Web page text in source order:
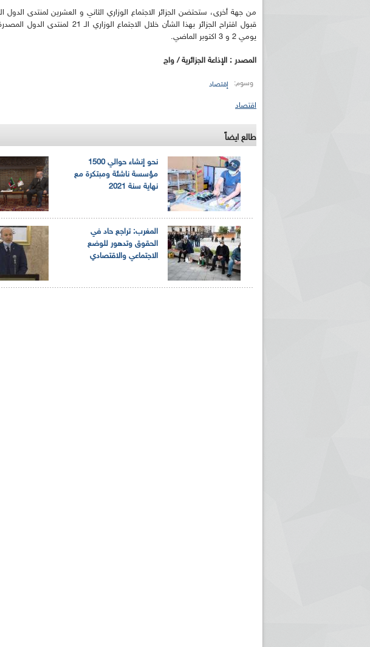
قبول اقتراح الجزائر بهذا الشأن خلال
يومي 2 و 3 اكتوبر الماضي.
المصدر : الإذاعة الجزائرية / واج
وسوم: إقتصاد
اقتصاد
طالع ايضاً
نحو إنشاء حوالي 1500
مؤسسة ناشئة ومبتكرة مع
نهاية سنة 2021
المغرب: تراجع حاد في
الحقوق وتدهور للوضع
الاجتماعي والاقتصادي
الإذاعةبالصور... اللقاء الوطني لمديري الإذاعات الوطنية والجهوية
حول مرافقة وتغطية الإنتخابات المحلية لـ27 نوفمبر 2021
الإذاعة الجزائرية للرياضيين البارالمبيين المتوجين